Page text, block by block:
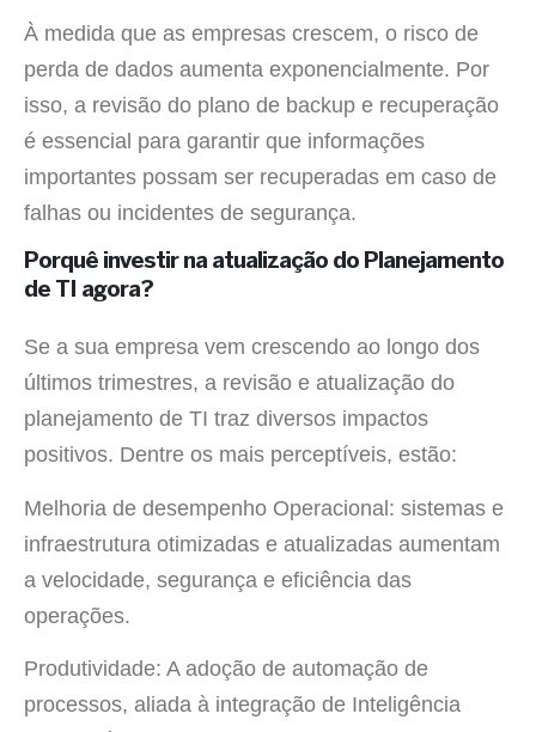
À medida que as empresas crescem, o risco de
perda de dados aumenta exponencialmente. Por
isso, a revisão do plano de backup e recuperação
é essencial para garantir que informações
importantes possam ser recuperadas em caso de
falhas ou incidentes de segurança.
Porquê investir na atualização do Planejamento
de TI agora?
Se a sua empresa vem crescendo ao longo dos
últimos trimestres, a revisão e atualização do
planejamento de TI traz diversos impactos
positivos. Dentre os mais perceptíveis, estão:
Melhoria de desempenho Operacional: sistemas e
infraestrutura otimizadas e atualizadas aumentam
a velocidade, segurança e eficiência das
operações.
Produtividade: A adoção de automação de
processos, aliada à integração de Inteligência